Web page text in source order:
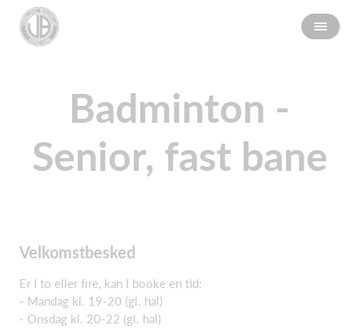
Badminton -
Senior, fast bane
Velkomstbesked
Er I to eller fire, kan I booke en tid:
- Mandag kl. 19-20 (gl. hal)
- Onsdag kl. 20-22 (gl. hal)